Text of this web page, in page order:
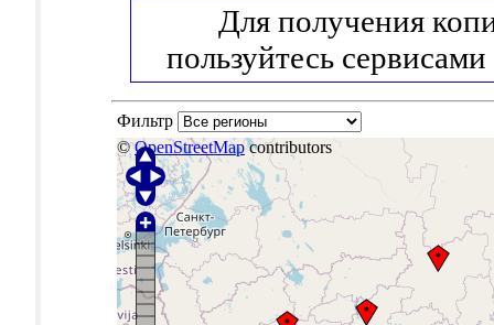
Для получения
пользуйтесь сервисами
Фильтр
©OpenStreetMapcontributors